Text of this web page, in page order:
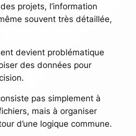
projets, l’information
souvent très détaillée,
devient problématique
des données pour
pas simplement à
mais à organiser
d’une logique commune.